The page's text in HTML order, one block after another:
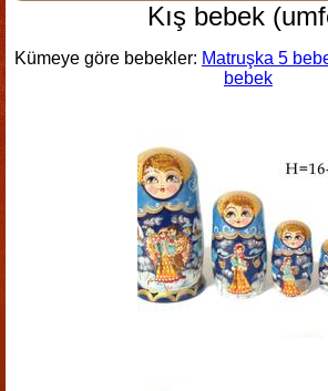
Kış bebek
Kümeye göre bebekler: Matruşka 5
bebek